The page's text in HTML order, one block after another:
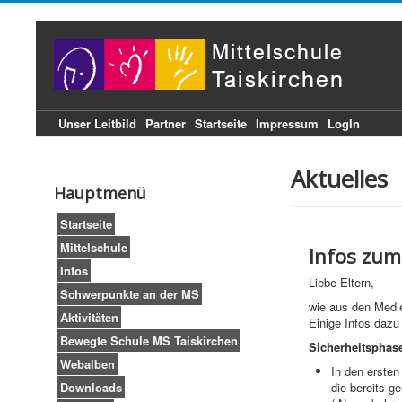
Unser Leitbild Partner Startseite Impressum LogIn
Hauptmenü
Startseite
Mittelschule
Infos
Schwerpunkte an der MS
Aktivitäten
Bewegte Schule MS Taiskirchen
Webalben
Downloads
Aktuelles
Infos
Liebe Eltern,
wie aus den
Einige Infos
In den
die bereits